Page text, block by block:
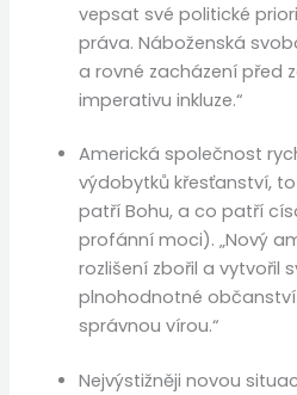
vepsat své politické
práva. Náboženská
a rovné zacházení před
imperativu inkluze.“
Americká společnost
výdobytků křesťanství,
patří Bohu, a co patří
profánní moci). „Nový
rozlišení zbořil a vytvořil
plnohodnotné
správnou vírou.“
Nejvýstižněji novou